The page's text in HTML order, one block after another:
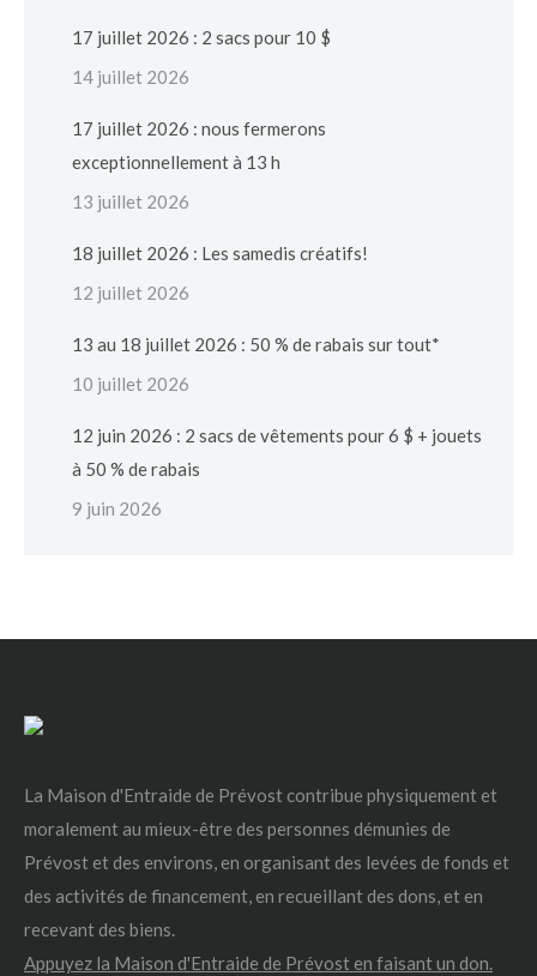
17 juillet 2026 : 2 sacs pour 10 $
14 juillet 2026
17 juillet 2026 : nous fermerons
exceptionnellement à 13 h
13 juillet 2026
18 juillet 2026 : Les samedis créatifs!
12 juillet 2026
13 au 18 juillet 2026 : 50 % de rabais sur tout*
10 juillet 2026
12 juin 2026 : 2 sacs de vêtements pour 6 $ + jouets
à 50 % de rabais
9 juin 2026
La Maison d'Entraide de Prévost contribue physiquement et
moralement au mieux-être des personnes démunies de
Prévost et des environs, en organisant des levées de fonds et
des activités de financement, en recueillant des dons, et en
recevant des biens.
Appuyez la Maison d'Entraide de Prévost en faisant un don.